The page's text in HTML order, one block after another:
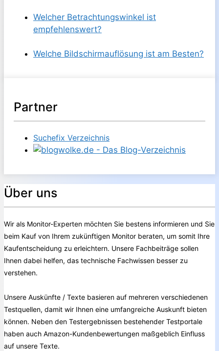
Welcher Betrachtungswinkel ist
empfehlenswert?
Welche Bildschirmauflösung ist am Besten?
Partner
Suchefix Verzeichnis
Über uns
Wir als Monitor-Experten möchten Sie bestens informieren und Sie
beim Kauf von Ihrem zukünftigen Monitor beraten, um somit Ihre
Kaufentscheidung zu erleichtern. Unsere Fachbeiträge sollen
Ihnen dabei helfen, das technische Fachwissen besser zu
verstehen.
Unsere Auskünfte / Texte basieren auf mehreren verschiedenen
Testquellen, damit wir Ihnen eine umfangreiche Auskunft bieten
können. Neben den Testergebnissen bestehender Testportale
haben auch Amazon-Kundenbewertungen maßgeblich Einfluss
auf unsere Texte.